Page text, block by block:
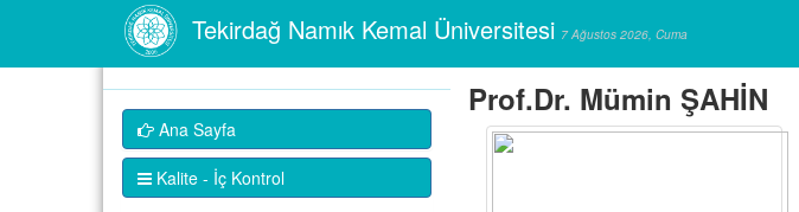
Tekirdağ Namık Kemal Üniversitesi 7 Ağustos 2026, Cuma
Ana Sayfa
Kalite - İç Kontrol
Prof.Dr. Mümin ŞAHİN